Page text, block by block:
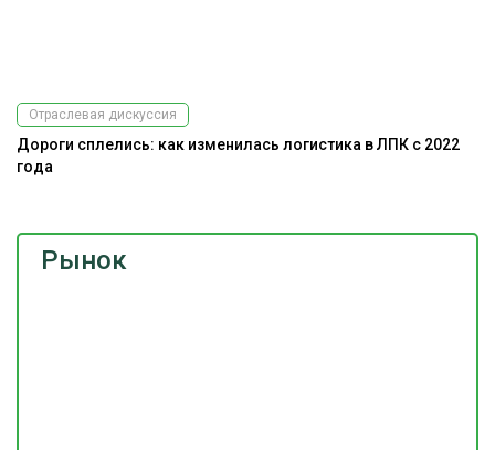
Рынок
Отраслевая дискуссия
Дороги сплелись: как изменилась логистика в ЛПК с 2022
года